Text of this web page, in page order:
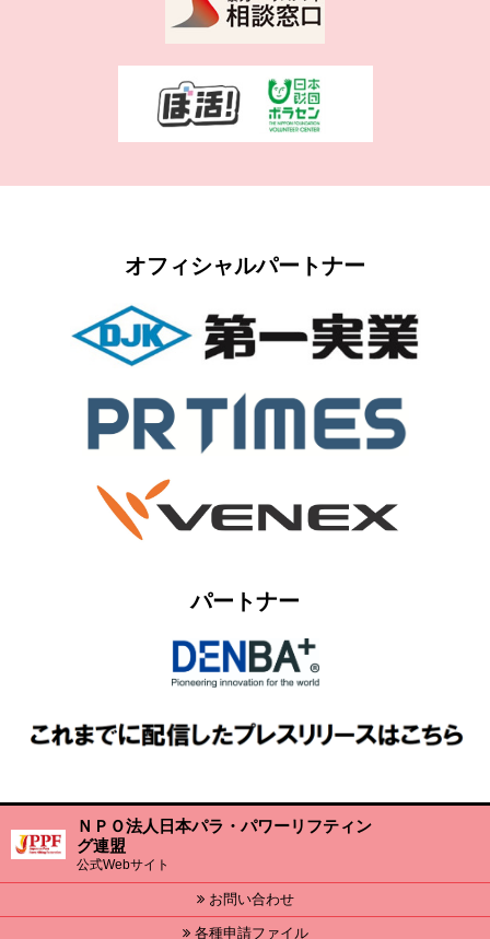
オフィシャルパートナー
パートナー
ＮＰＯ法人日本パラ・パワーリフティン
グ連盟
公式Webサイト
お問い合わせ
各種申請ファイル